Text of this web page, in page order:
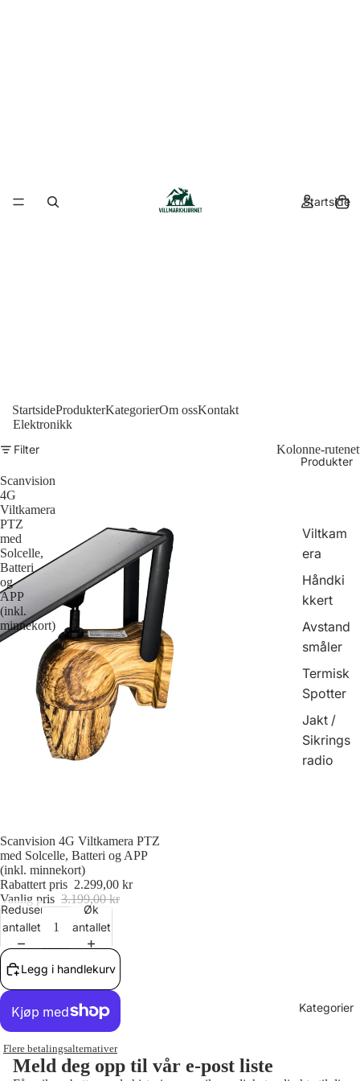
Startside
Produkter
Viltkam
era
Håndki
kkert
Avstand
småler
Termisk
Spotter
Jakt /
Sikrings
radio
Kategorier
StartsideProdukterKategorierOm ossKontakt
Elektronikk
Filter
Kolonne-
Scanvision
4G
Viltkamera
PTZ
med
Solcelle,
Batteri
og
APP
(inkl.
minnekort)
Salg
Scanvision 4G Viltkamera PTZ
med Solcelle, Batteri og APP
(inkl. minnekort)
Rabattert pris 2.299,00 kr
Vanlig pris 3.199,00 kr
Reduser
antallet
Øk
antallet
Legg i handlekurv
Flere betalingsalternativer
Meld deg opp til vår e-post liste